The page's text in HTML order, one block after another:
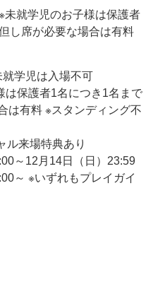
就学児のお子様は保護者
し席が必要な場合は有料
就学児は入場不可
は保護者1名につき1名まで
は有料 ※スタンディング不
ル来場特典あり
～12月14日（日）23:59
～ ※いずれもプレイガイ